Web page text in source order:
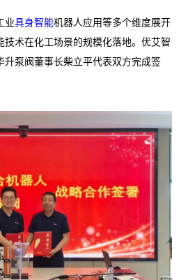
业具身智能机器人应用等多个维度展开
技术在化工场景的规模化落地。优艾智
升泵阀董事长柴立平代表双方完成签